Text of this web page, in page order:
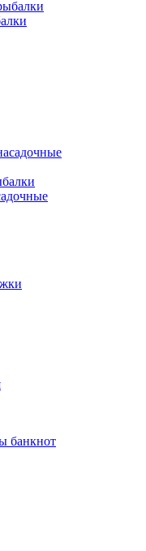
банкнот